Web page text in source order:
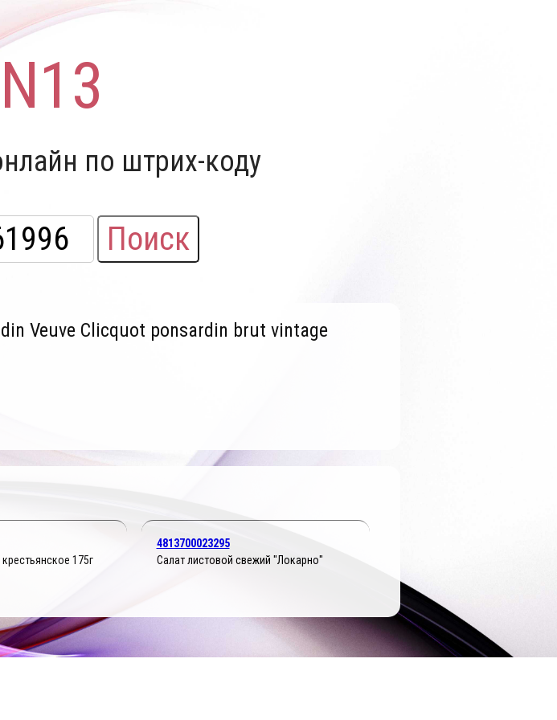
по штрих-коду
Поиск
Veuve Clicquot ponsardin brut vintage
175г
4813700023295
Салат листовой свежий "Локарно"